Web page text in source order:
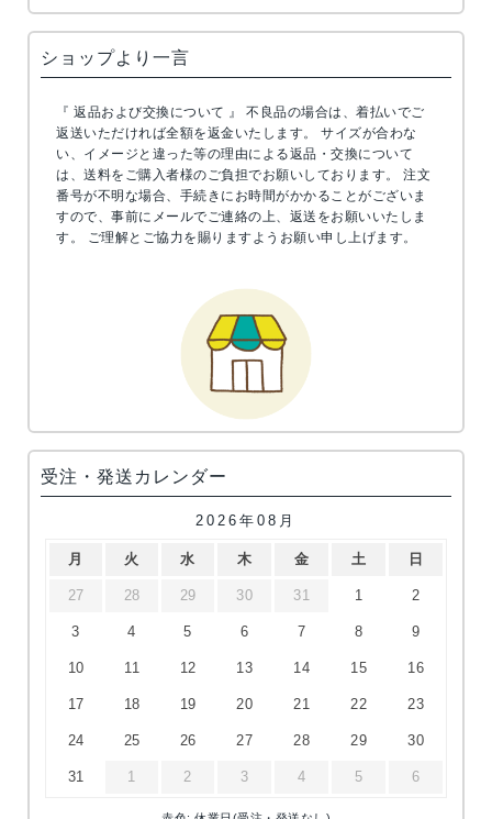
ショップより一言
『 返品および交換について 』 不良品の場合は、着払いでご
返送いただければ全額を返金いたします。 サイズが合わな
い、イメージと違った等の理由による返品・交換について
は、送料をご購入者様のご負担でお願いしております。 注文
番号が不明な場合、手続きにお時間がかかることがございま
すので、事前にメールでご連絡の上、返送をお願いいたしま
す。 ご理解とご協力を賜りますようお願い申し上げます。
受注・発送カレンダー
2026年08月
月 火 水 木 金 土 日
27 28 29 30 31 1 2
3 4 5 6 7 8 9
10 11 12 13 14 15 16
17 18 19 20 21 22 23
24 25 26 27 28 29 30
31 1 2 3 4 5 6